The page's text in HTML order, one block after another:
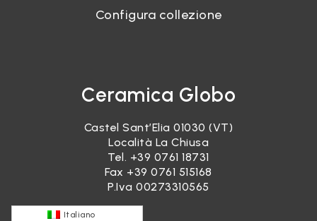
Configura collezione
Ceramica Globo
Castel Sant’Elia 01030 (VT)
Località La Chiusa
Tel. +39 0761 18731
Fax +39 0761 515168
P.Iva 00273310565
Italiano